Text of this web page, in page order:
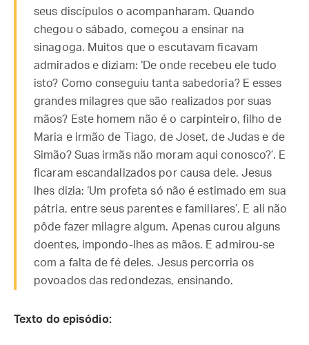
seus discípulos o acompanharam. Quando
chegou o sábado, começou a ensinar na
sinagoga. Muitos que o escutavam ficavam
admirados e diziam: ‘De onde recebeu ele tudo
isto? Como conseguiu tanta sabedoria? E esses
grandes milagres que são realizados por suas
mãos? Este homem não é o carpinteiro, filho de
Maria e irmão de Tiago, de Joset, de Judas e de
Simão? Suas irmãs não moram aqui conosco?’. E
ficaram escandalizados por causa dele. Jesus
lhes dizia: ‘Um profeta só não é estimado em sua
pátria, entre seus parentes e familiares’. E ali não
pôde fazer milagre algum. Apenas curou alguns
doentes, impondo-lhes as mãos. E admirou-se
com a falta de fé deles. Jesus percorria os
povoados das redondezas, ensinando.
Texto do episódio: